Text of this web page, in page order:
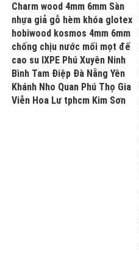
Charm wood 4mm 6mm Sàn
nhựa giả gỗ hèm khóa glotex
hobiwood kosmos 4mm 6mm
chống chịu nước mối mọt đế
cao su IXPE Phú Xuyên Ninh
Bình Tam Điệp Đà Nẵng Yên
Khánh Nho Quan Phú Thọ Gia
Viễn Hoa Lư tphcm Kim Sơn